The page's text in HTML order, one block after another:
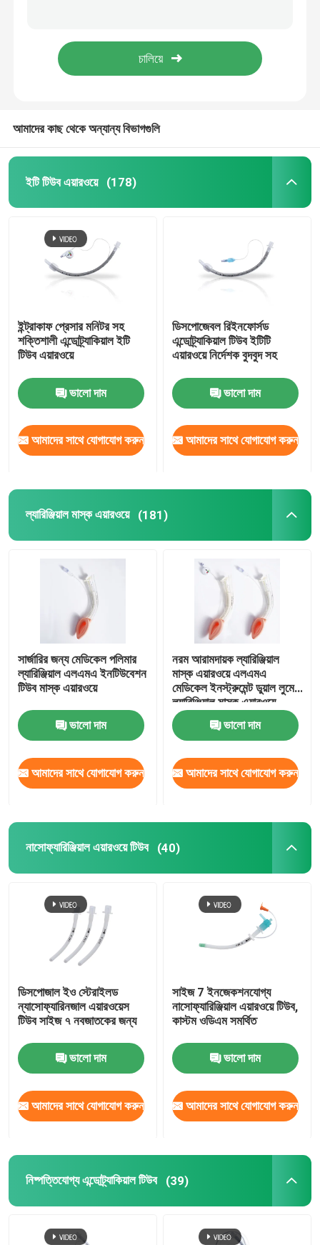
নাসোফ্যারিঞ্জিয়াল এয়ারওয়ে টিউব
নিষ্পত্তিযোগ্য এন্ডোট্র্যাকিয়াল টিউব
এয়ারওয়ে প্রেসার মনিটর
ব্রঙ্কিয়াল ব্লকার টিউব
সাকশন ক্যাথেটার
ভিডিও ইনটিউবেশন ডিভাইস
অরোফ্যারিঞ্জিয়াল এয়ারওয়ে টিউব
অ্যানাস্থেসিয়া এককালীন
এন্ডোট্রাচিয়াল টিউব উপাদান
OEM ক্যাথেটার
আমাদের কাছ থেকে অন্যান্য বিভাগগুলি
ইটি টিউব এয়ারওয়ে (178)
ইন্ট্রাকাফ প্রেসার মনিটর সহ
শক্তিশালী এন্ডোট্র্যাকিয়াল ইটি
টিউব এয়ারওয়ে
ভালো দাম
আমাদের সাথে যোগাযোগ করুন
ডিসপোজেবল রিইনফোর্সড
এন্ডোট্র্যাকিয়াল টিউব ইটিটি
এয়ারওয়ে নির্দেশক বুদবুদ সহ
ভালো দাম
আমাদের সাথে যোগাযোগ করুন
ল্যারিঞ্জিয়াল মাস্ক এয়ারওয়ে (181)
সার্জারির জন্য মেডিকেল পলিমার
ল্যারিঞ্জিয়াল এলএমএ ইনটিউবেশন
টিউব মাস্ক এয়ারওয়ে
ভালো দাম
আমাদের সাথে যোগাযোগ করুন
নরম আরামদায়ক ল্যারিঞ্জিয়াল
মাস্ক এয়ারওয়ে এলএমএ
মেডিকেল ইনস্ট্রুমেন্ট ডুয়াল লুমেন
ল্যারিঞ্জিয়াল মাস্ক এয়ারওয়ে
ভালো দাম
আমাদের সাথে যোগাযোগ করুন
নাসোফ্যারিঞ্জিয়াল এয়ারওয়ে টিউব (40)
ডিসপোজাল ইও স্টেরাইলড
ন্যাসোফ্যারিনজাল এয়ারওয়েস
টিউব সাইজ ৭ নবজাতকের জন্য
ভালো দাম
আমাদের সাথে যোগাযোগ করুন
সাইজ 7 ইনজেকশনযোগ্য
নাসোফ্যারিঞ্জিয়াল এয়ারওয়ে টিউব,
কাস্টম ওডিএম সমর্থিত
ভালো দাম
আমাদের সাথে যোগাযোগ করুন
নিষ্পত্তিযোগ্য এন্ডোট্র্যাকিয়াল টিউব (39)